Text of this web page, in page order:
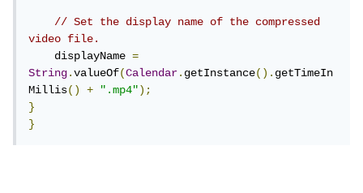
// Set the display name of the compressed
video file.
    displayName
=
String.valueOf(Calendar.getInstance().getTimeIn
Millis() + ".mp4");
}
}